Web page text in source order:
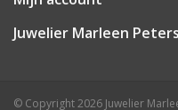
Juwelier Marleen Peters
© Copyright 2026 Juwelier